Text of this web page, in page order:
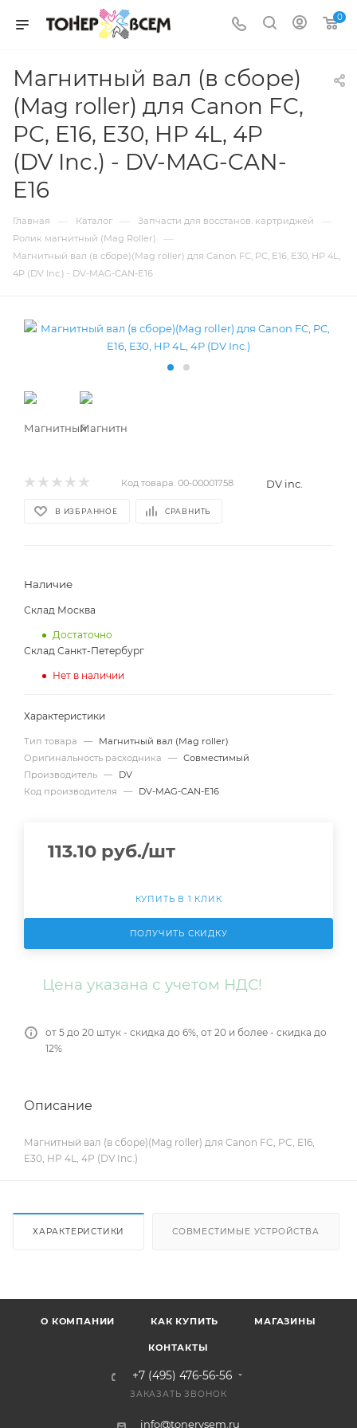
0
Магнитный вал (в сборе)
(Mag roller) для Canon FC,
PC, E16, E30, HP 4L, 4P
(DV Inc.) - DV-MAG-CAN-
E16
Главная — Каталог — Запчасти для восстанов. картриджей —
Ролик магнитный (Mag Roller) —
Магнитный вал (в сборе)(Mag roller) для Canon FC, PC, E16, E30, HP 4L,
4P (DV Inc.) - DV-MAG-CAN-E16
Код товара: 00-00001758 DV inc.
В ИЗБРАННОЕ СРАВНИТЬ
Наличие
Склад Москва
Достаточно
Склад Санкт-Петербург
Нет в наличии
Характеристики
Тип товара —
Магнитный вал (Mag roller)
Оригинальность расходника
— Совместимый
Производитель —
DV
Код производителя
— DV-MAG-CAN-E16
113.10 руб./шт
КУПИТЬ В 1 КЛИК
ПОЛУЧИТЬ СКИДКУ
Цена указана с учетом НДС!
от 5 до 20 штук - скидка до 6%, от 20 и более - скидка до
12%
Описание
Магнитный вал (в сборе)(Mag roller) для Canon FC, PC, E16,
E30, HP 4L, 4P (DV Inc.)
ХАРАКТЕРИСТИКИ СОВМЕСТИМЫЕ УСТРОЙСТВА
О КОМПАНИИ КАК КУПИТЬ МАГАЗИНЫ
КОНТАКТЫ
+7 (495) 476-56-56
ЗАКАЗАТЬ ЗВОНОК
info@tonervsem.ru